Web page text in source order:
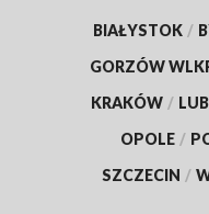
BIAŁYSTOK /
GORZÓW
KRAKÓW /
OPOLE /
SZCZECIN /